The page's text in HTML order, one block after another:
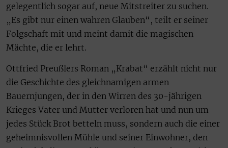
gelegentlich sogar auf, neue Mitstreiter zu suchen.
„Es gibt nur einen wahren Glauben“, teilt er seiner
Folgschaft mit und meint damit die magischen
Mächte, die er lehrt.
Ottfried Preußlers Roman „Krabat“ erzählt nicht nur
die Geschichte des gleichnamigen armen
Bauernjungen, der in den Wirren des 30-jährigen
Krieges Vater und Mutter verloren hat und nun um
jedes Stück Brot betteln muss, sondern auch die einer
geheimnisvollen Mühle und seiner Einwohner, den